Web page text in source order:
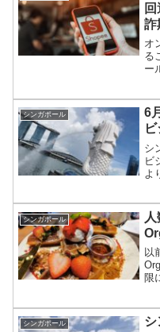
詐
オ
る
ー
を
シンガポール
6
シ
ビ
よ
シンガポール
以
限
シンガポール シ